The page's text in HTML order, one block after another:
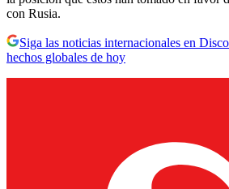
con Rusia.
Siga las noticias internacionales en
hechos globales de hoy